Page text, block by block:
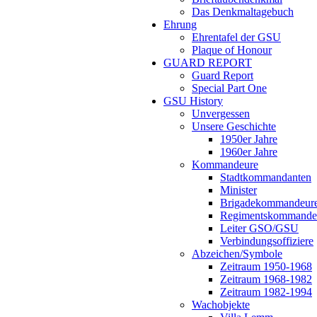
Das Denkmaltagebuch
Ehrung
Ehrentafel der GSU
Plaque of Honour
GUARD REPORT
Guard Report
Special Part One
GSU History
Unvergessen
Unsere Geschichte
1950er Jahre
1960er Jahre
Kommandeure
Stadtkommandanten
Minister
Leiter GSO/GSU
Verbindungsoffiziere
Abzeichen/Symbole
Zeitraum 1950-1968
Zeitraum 1968-1982
Zeitraum 1982-1994
Wachobjekte